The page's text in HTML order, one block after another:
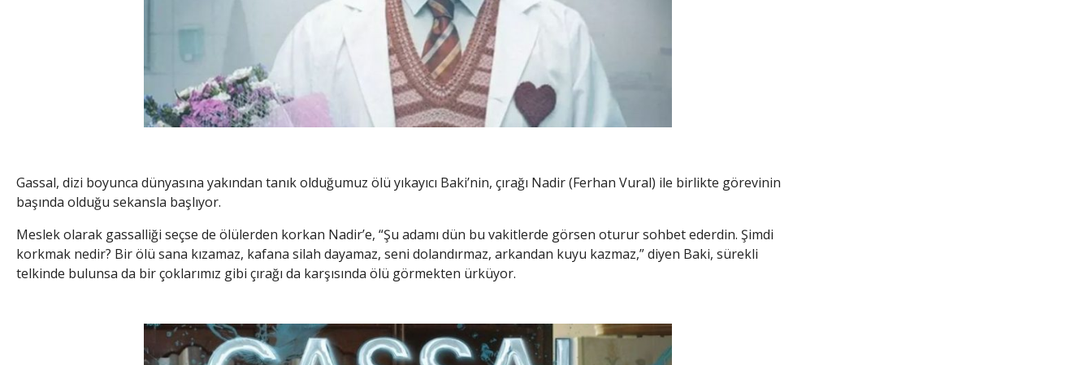
Gassal, dizi boyunca dünyasına yakından tanık olduğumuz ölü yıkayıcı Baki’nin, çırağı Nadir (Ferhan Vural) ile birlikte görevinin
başında olduğu sekansla başlıyor.
Meslek olarak gassalliği seçse de ölülerden korkan Nadir’e, “Şu adamı dün bu vakitlerde görsen oturur sohbet ederdin. Şimdi
korkmak nedir? Bir ölü sana kızamaz, kafana silah dayamaz, seni dolandırmaz, arkandan kuyu kazmaz,” diyen Baki, sürekli
telkinde bulunsa da bir çoklarımız gibi çırağı da karşısında ölü görmekten ürküyor.